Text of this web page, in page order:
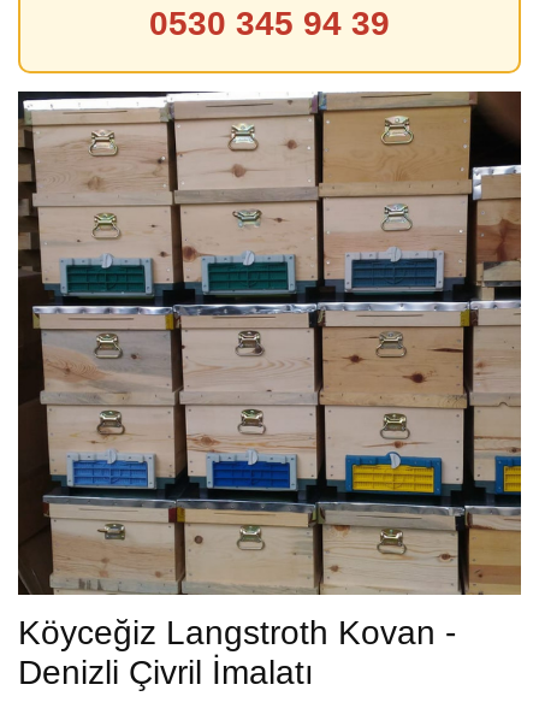
0530 345 94 39
Köyceğiz Langstroth Kovan -
Denizli Çivril İmalatı